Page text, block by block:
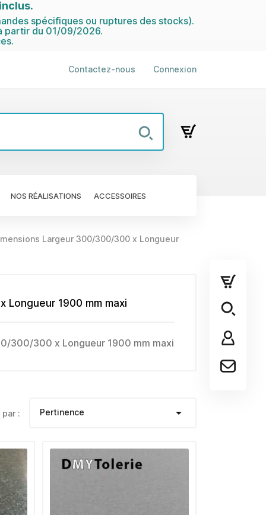
spécifiques ou ruptures des stocks).
partir du 01/09/2026.
Contactez-nous Connexion
NOS RÉALISATIONS ACCESSOIRES
Largeur 300/300/300 x Longueur
1900 mm maxi
300/300 x Longueur 1900 mm maxi
par : Pertinence 